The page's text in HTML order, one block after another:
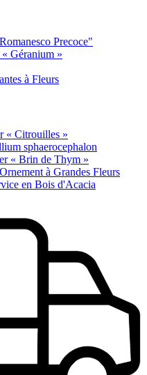
Precoce"
Géranium »
à Fleurs
« Citrouilles »
sphaerocephalon
« Brin de Thym »
à Grandes Fleurs
en Bois d'Acacia